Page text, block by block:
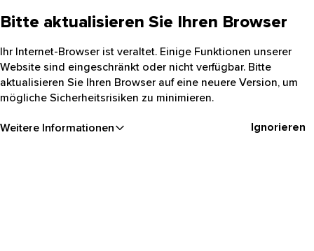
Bitte aktualisieren Sie Ihren Browser
Ihr Internet-Browser ist veraltet. Einige Funktionen unserer
Website sind eingeschränkt oder nicht verfügbar. Bitte
aktualisieren Sie Ihren Browser auf eine neuere Version, um
mögliche Sicherheitsrisiken zu minimieren.
Weitere Informationen Ignorieren